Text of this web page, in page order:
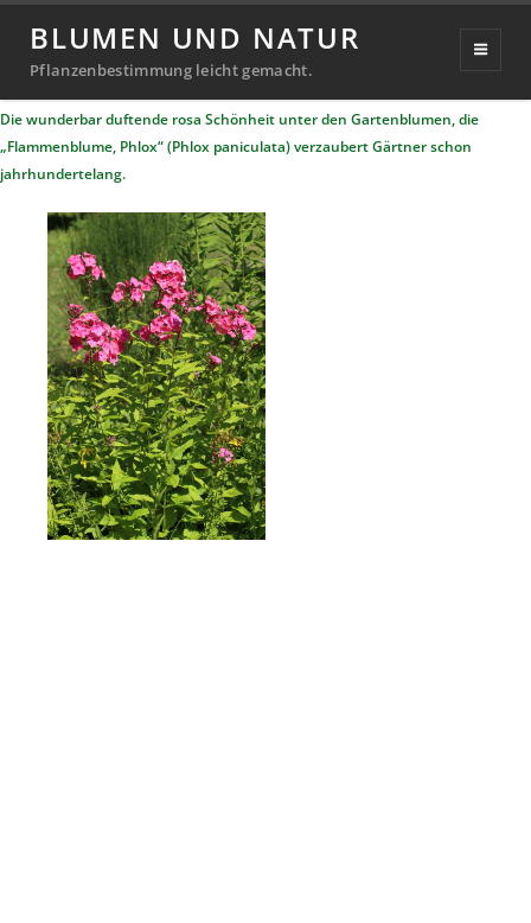
BLUMEN UND NATUR
Pflanzenbestimmung leicht gemacht.
Phlox / Flammenblume
Veröffentlicht
am
24. Oktober 201920. September 2024
von
Michael
Richter
Die wunderbar duftende rosa Schönheit unter den Gartenblumen, die
„Flammenblume, Phlox“ (Phlox paniculata) verzaubert Gärtner schon
jahrhundertelang.